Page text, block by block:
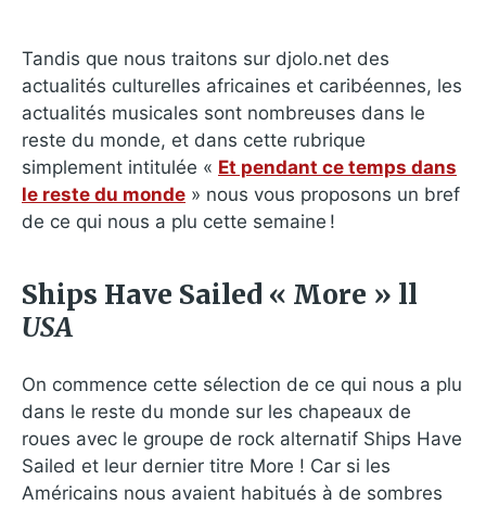
Tandis que nous traitons sur djolo.net des
actualités culturelles africaines et caribéennes, les
actualités musicales sont nombreuses dans le
reste du monde, et dans cette rubrique
simplement intitulée « Et pendant ce temps dans
le reste du monde » nous vous proposons un bref
de ce qui nous a plu cette semaine !
Ships Have Sailed « More » ll
USA
On commence cette sélection de ce qui nous a plu
dans le reste du monde sur les chapeaux de
roues avec le groupe de rock alternatif Ships Have
Sailed et leur dernier titre More ! Car si les
Américains nous avaient habitués à de sombres